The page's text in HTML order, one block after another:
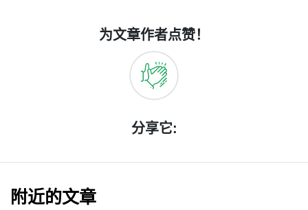
为文章作者点赞！
分享它:
附近的文章